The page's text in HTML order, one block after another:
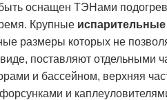
оснащен ТЭНами
Крупные испарительные
размеры которых не
поставляют отдельными
и бассейном, верхняя
и